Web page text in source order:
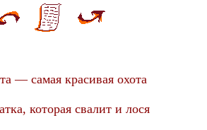
— самая красивая охота
которая свалит и лося